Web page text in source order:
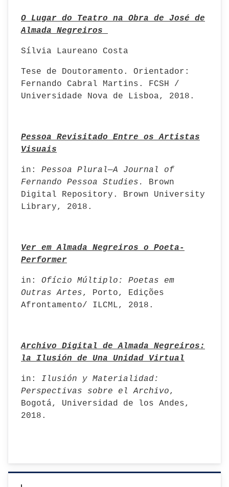
O Lugar do Teatro na Obra de José de
Almada Negreiros
Sílvia Laureano Costa
Tese de Doutoramento. Orientador:
Fernando Cabral Martins. FCSH /
Universidade Nova de Lisboa, 2018.
Pessoa Revisitado Entre os Artistas
Visuais
in:
Pessoa Plural—A Journal of
Fernando Pessoa Studies.
Brown
Digital Repository. Brown University
Library, 2018.
Ver em Almada Negreiros o Poeta-
Performer
in: Ofício Múltiplo: Poetas em
Outras Artes, Porto, Edições
Afrontamento/ ILCML, 2018.
Archivo Digital de Almada Negreiros:
la Ilusión de Una Unidad Virtual
in: Ilusión y Materialidad:
Perspectivas sobre el Archivo,
Bogotá, Universidad de los Andes,
2018.